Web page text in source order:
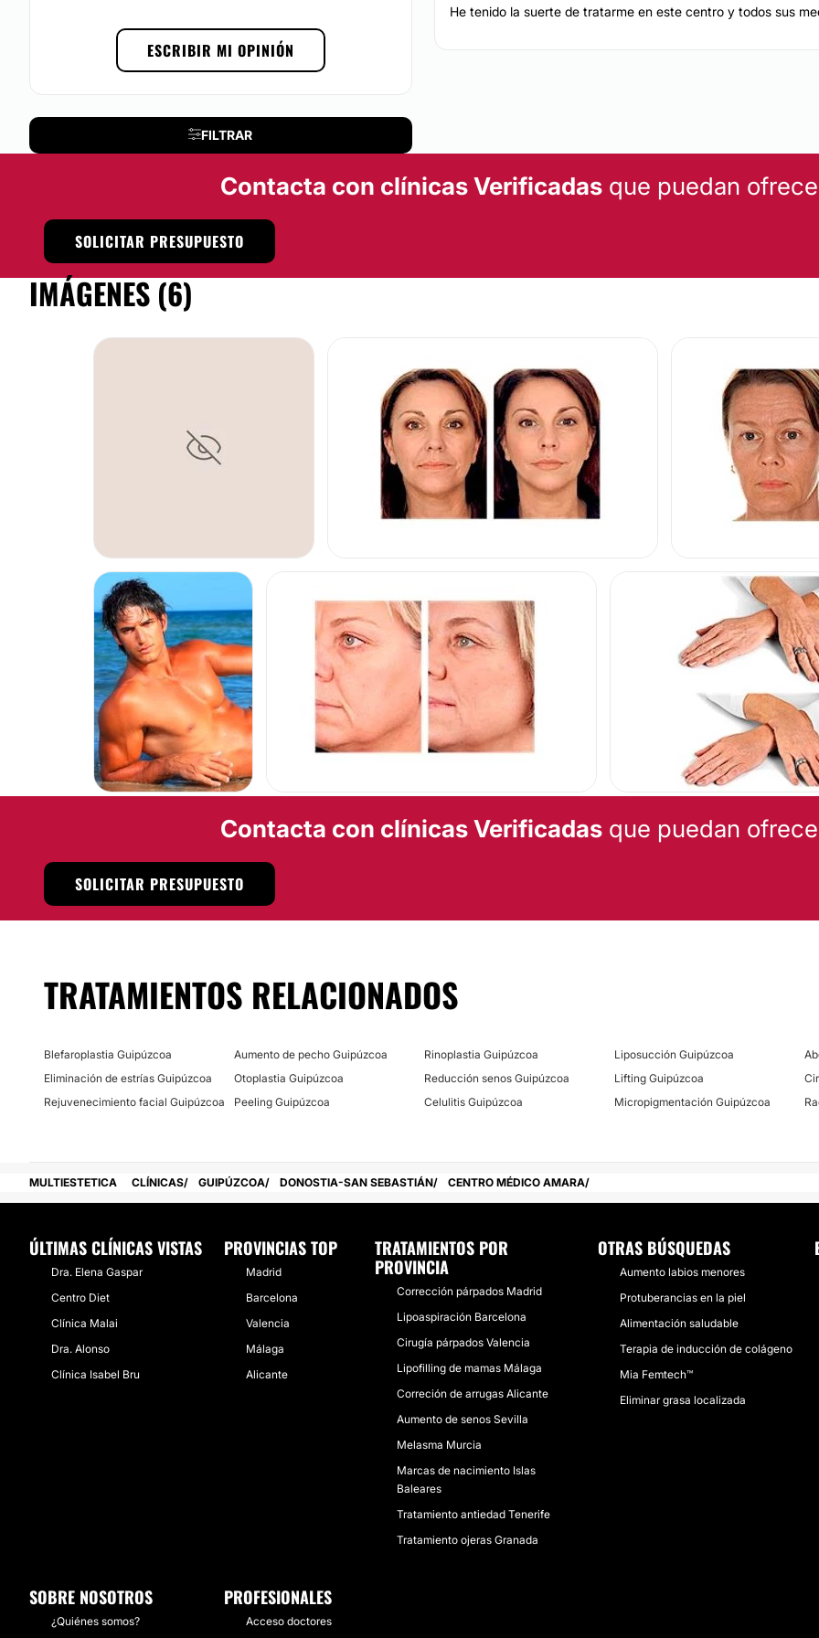
Financiación o facilidades de pago:
ESCRIBIR MI OPINIÓN
FILTRAR
He tenido la suerte de tratarme en este centro y todos sus
Contacta con clínicas Verificadasque puedan
SOLICITAR PRESUPUESTO
IMÁGENES (6)
REJUVENECIMIENTO FACIAL ÁCIDO HIALURÓNICO
Contacta con clínicas Verificadasque puedan
SOLICITAR PRESUPUESTO
TRATAMIENTOS RELACIONADOS
Blefaroplastia Guipúzcoa Aumento de pecho Guipúzcoa Rinoplastia Guipúzcoa Liposucción Guipúzcoa
Eliminación de estrías Guipúzcoa
Otoplastia Guipúzcoa Reducción senos Guipúzcoa Lifting Guipúzcoa
Rejuvenecimiento facial Guipúzcoa
Peeling Guipúzcoa Celulitis Guipúzcoa Micropigmentación Guipúzcoa
MULTIESTETICA CLÍNICAS GUIPÚZCOA DONOSTIA-SAN SEBASTIÁN CENTRO MÉDICO AMARA
ÚLTIMAS CLÍNICAS VISTAS
Dra. Elena Gaspar
Centro Diet
Clínica Malai
Dra. Alonso
Clínica Isabel Bru
PROVINCIAS TOP
Madrid
Barcelona
Valencia
Málaga
Alicante
TRATAMIENTOS POR
PROVINCIA
Corrección párpados Madrid
Lipoaspiración Barcelona
Cirugía párpados Valencia
Lipofilling de mamas Málaga
Correción de arrugas Alicante
Aumento de senos Sevilla
Melasma Murcia
Marcas de nacimiento Islas
Baleares
Tratamiento antiedad Tenerife
Tratamiento ojeras Granada
OTRAS BÚSQUEDAS
Aumento labios menores
Protuberancias en la piel
Alimentación saludable
Terapia de inducción de colágeno
Mia Femtech™
Eliminar grasa localizada
SOBRE NOSOTROS
¿Quiénes somos?
PROFESIONALES
Acceso doctores